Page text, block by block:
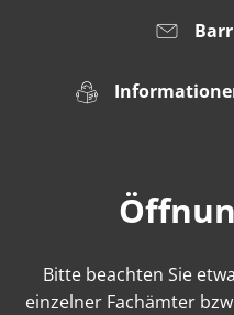
Bitte beachten Sie
einzelner Fachämter